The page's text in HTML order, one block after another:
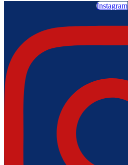
Instagram